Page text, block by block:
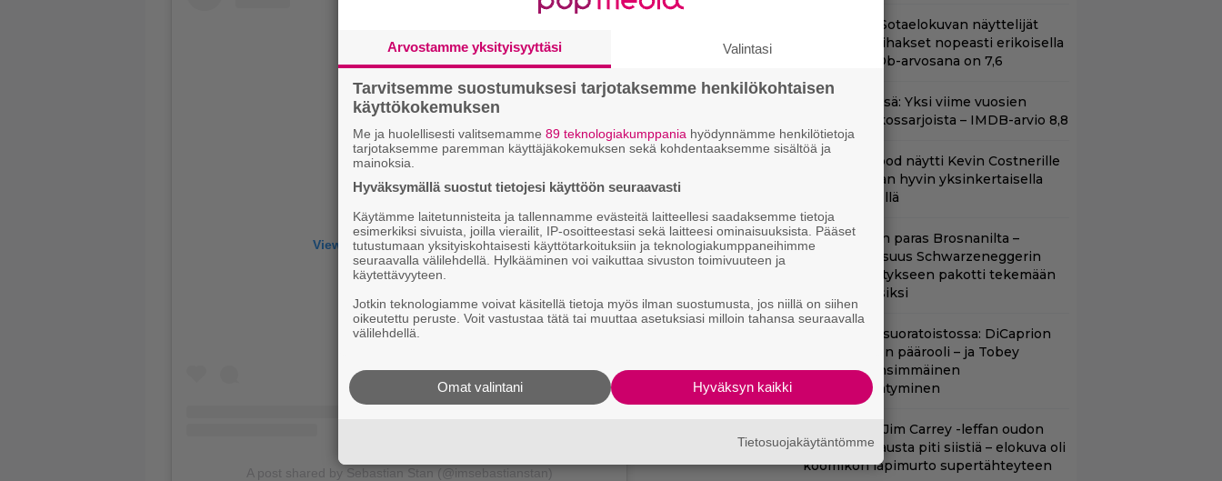
View this post on Instagram
A post shared by Sebastian Stan (@imsebastianstan)
Yöllä tv:ssä: Sotaelokuvan näyttelijät
kasvattivat lihakset nopeasti erikoisella
kikalla – IMDb-arvosana on 7,6
Nyt Netflixissä: Yksi viime vuosien
parhaista rikossarjoista – IMDB-arvio 8,8
Clint Eastwood näytti Kevin Costnerille
kaapin paikan hyvin yksinkertaisella
toimenpiteellä
Illan Bond on paras Brosnanilta –
samankaltaisuus Schwarzeneggerin
toimintatykitykseen pakotti tekemään
kässärin uusiksi
Huippuleffa suoratoistossa: DiCaprion
ensimmäinen päärooli – ja Tobey
Maguiren ensimmäinen
elokuvaesiintyminen
Illalla tv:ssä: Jim Carrey -leffan oudon
raakaa kohtausta piti siistiä – elokuva oli
koomikon läpimurto supertähteyteen
Arvostamme yksityisyyttäsi Valintasi
Tarvitsemme suostumuksesi tarjotaksemme henkilökohtaisen
käyttökokemuksen
Me ja huolellisesti valitsemamme 89 teknologiakumppania hyödynnämme henkilötietoja
tarjotaksemme paremman käyttäjäkokemuksen sekä kohdentaaksemme sisältöä ja
mainoksia.
Hyväksymällä suostut tietojesi käyttöön seuraavasti
Käytämme laitetunnisteita ja tallennamme evästeitä laitteellesi saadaksemme tietoja
esimerkiksi sivuista, joilla vierailit, IP-osoitteestasi sekä laitteesi ominaisuuksista. Pääset
tutustumaan yksityiskohtaisesti käyttötarkoituksiin ja teknologiakumppaneihimme
seuraavalla välilehdellä. Hylkääminen voi vaikuttaa sivuston toimivuuteen ja
käytettävyyteen.
Jotkin teknologiamme voivat käsitellä tietoja myös ilman suostumusta, jos niillä on siihen
oikeutettu peruste. Voit vastustaa tätä tai muuttaa asetuksiasi milloin tahansa seuraavalla
välilehdellä.
Hyväksyn kaikki
Omat valintani
Tietosuojakäytäntömme